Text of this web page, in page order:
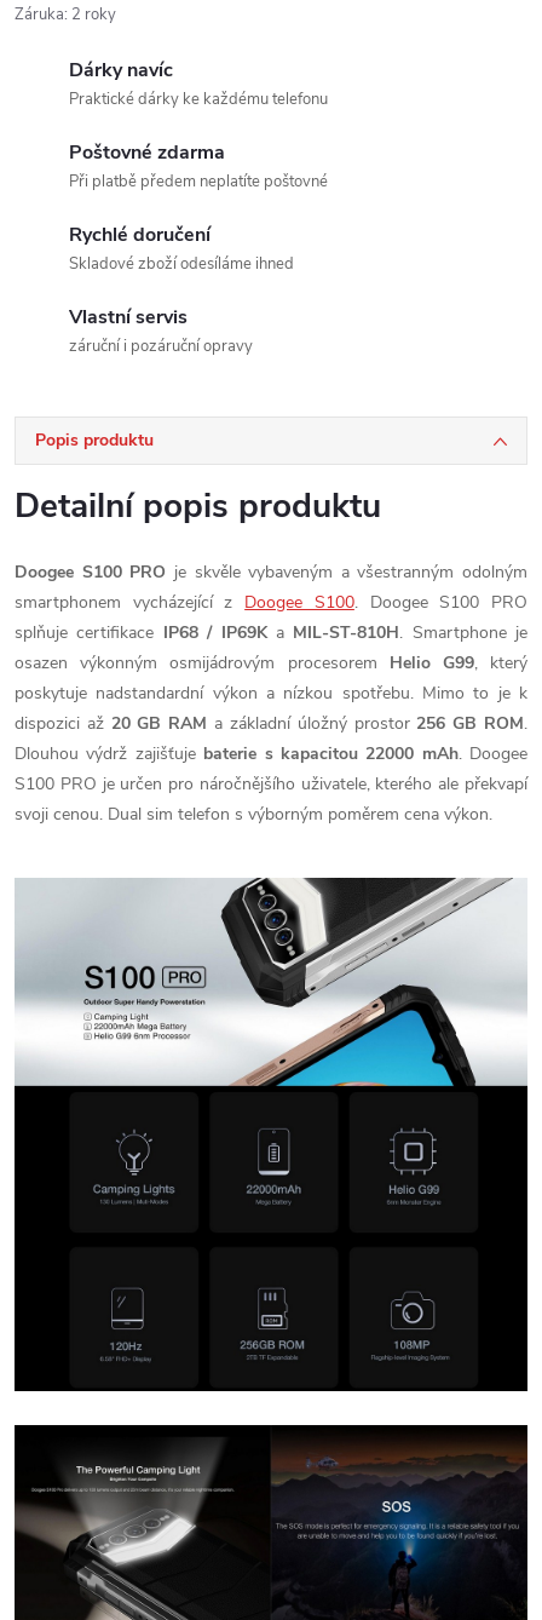
Záruka: 2 roky
Dárky navíc
Praktické dárky ke každému telefonu
Poštovné zdarma
Při platbě předem neplatíte poštovné
Rychlé doručení
Skladové zboží odesíláme ihned
Vlastní servis
záruční i pozáruční opravy
Popis produktu
Detailní popis produktu
Doogee S100 PRO je skvěle vybaveným a všestranným odolným
smartphonem vycházející z Doogee S100. Doogee S100 PRO
splňuje certifikace IP68 / IP69KaMIL-ST-810H. Smartphone je
osazen výkonným osmijádrovým procesorem Helio G99, který
poskytuje nadstandardní výkon a nízkou spotřebu. Mimo to je k
dispozici až 20 GB RAM a základní úložný prostor 256 GB ROM.
Dlouhou výdrž zajišťuje baterie s kapacitou 22000 mAh. Doogee
S100 PRO je určen pro náročnějšího uživatele, kterého ale překvapí
svoji cenou. Dual sim telefon s výborným poměrem cena výkon.